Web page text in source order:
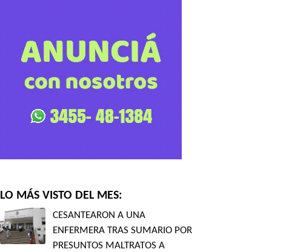
LO MÁS VISTO DEL MES:
CESANTEARON A UNA
ENFERMERA TRAS SUMARIO POR
PRESUNTOS MALTRATOS A